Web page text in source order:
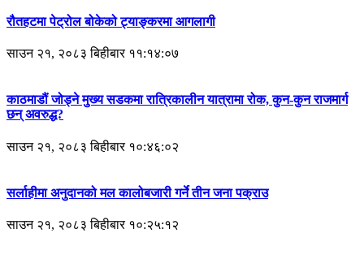
रौतहटमा पेट्रोल बोकेको ट्याङ्करमा आगलागी
साउन २१, २०८३ बिहीबार ११:१४:०७
काठमाडौं जोड्ने मुख्य सडकमा रात्रिकालीन यात्रामा रोक, कुन-कुन राजमार्ग
छन् अवरुद्ध?
साउन २१, २०८३ बिहीबार १०:४६:०२
सर्लाहीमा अनुदानको मल कालोबजारी गर्ने तीन जना पक्राउ
साउन २१, २०८३ बिहीबार १०:२५:१२